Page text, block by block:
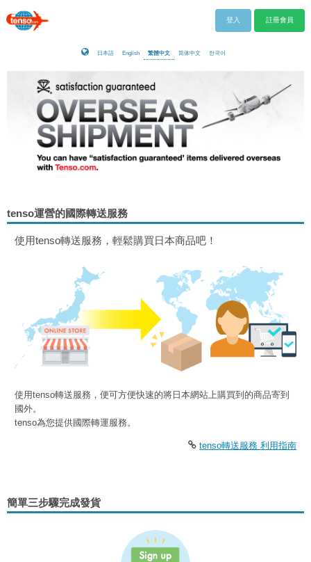
登入 註冊會員
日本語 English 繁體中文 简体中文 한국어
tenso運營的國際轉送服務
使用tenso轉送服務，輕鬆購買日本商品吧！
使用tenso轉送服務，便可方便快速的將日本網站上購買到的商品寄到
國外。
tenso為您提供國際轉運服務。
tenso轉送服務 利用指南
簡單三步驟完成發貨